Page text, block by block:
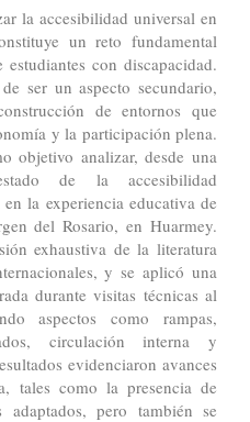
la accesibilidad universal en
un reto fundamental
con discapacidad.
ser un aspecto secundario,
de entornos que
y la participación plena.
objetivo analizar, desde una
de la accesibilidad
la experiencia educativa de
del Rosario, en Huarmey.
exhaustiva de la literatura
y se aplicó una
durante visitas técnicas al
aspectos como rampas,
circulación interna y
evidenciaron avances
tales como la presencia de
adaptados, pero también se